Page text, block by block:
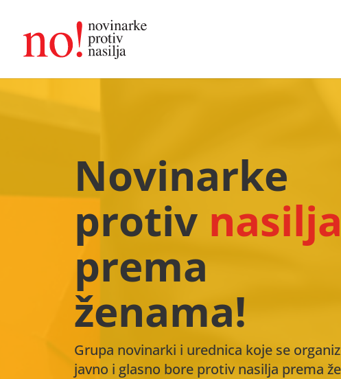
Novinarke
protiv nasilja
prema
ženama!
Grupa novinarki i urednica koje se
javno i glasno bore protiv nasilja prema